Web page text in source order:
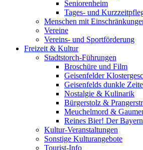
Seniorenheim
Tages- und
Menschen mit
Vereine
Vereins- und Sportförderung
Freizeit & Kultur
Stadtstorch-Führungen
Broschüre und Film
Geisenfelder
Geisenfelds dunkle
Nostalgie & Kulinarik
Bürgerstolz &
Meuchelmord &
Reines Bier! Der
Kultur-Veranstaltungen
Sonstige Kulturangebote
Tourist-Info